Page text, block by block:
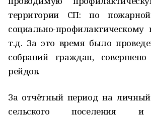
территории СП: по пожарной
социально-
т.д. За это время было
собраний граждан,
рейдов.
За отчётный период на
сельского поселения и